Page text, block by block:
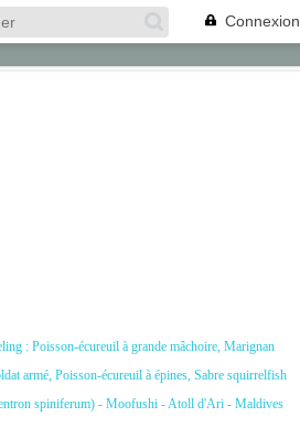
Connexion
: Poisson-écureuil à grande mâchoire, Marignan
armé, Poisson-écureuil à épines, Sabre squirrelfish
spiniferum) - Moofushi - Atoll d'Ari - Maldives